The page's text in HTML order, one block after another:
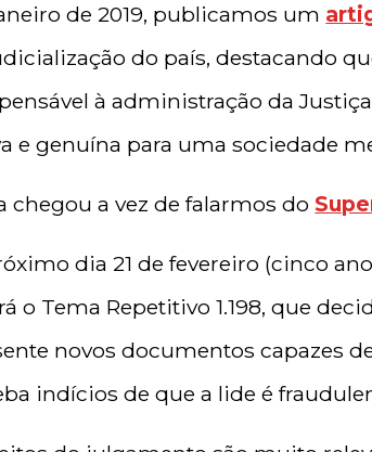
de 2019, publicamos um
do país, destacando
à administração da
e genuína para uma sociedade
chegou a vez de falarmos do
dia 21 de fevereiro (cinco
o Tema Repetitivo 1.198, que
novos documentos capazes
indícios de que a lide é